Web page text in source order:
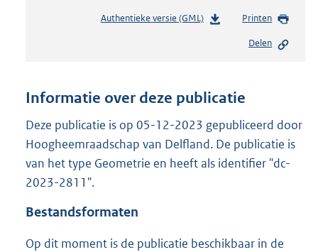
Authentieke versie (GML)b
n
s
g
r
o
:
Printen
Delen
Informatie over deze publicatie
Deze publicatie is op 05-12-2023 gepubliceerd door
Hoogheemraadschap van Delfland. De publicatie is
van het type Geometrie en heeft als identifier "dc-
2023-2811".
Bestandsformaten
Op dit moment is de publicatie beschikbaar in de